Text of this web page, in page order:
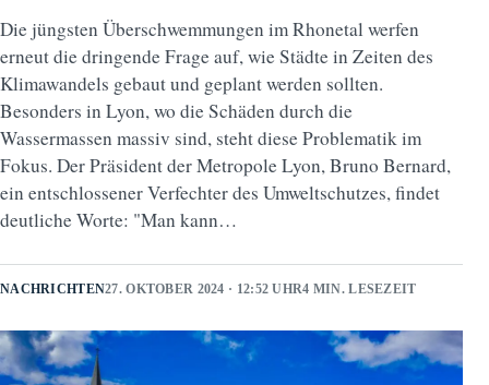
Die jüngsten Überschwemmungen im Rhonetal werfen
erneut die dringende Frage auf, wie Städte in Zeiten des
Klimawandels gebaut und geplant werden sollten.
Besonders in Lyon, wo die Schäden durch die
Wassermassen massiv sind, steht diese Problematik im
Fokus. Der Präsident der Metropole Lyon, Bruno Bernard,
ein entschlossener Verfechter des Umweltschutzes, findet
deutliche Worte: "Man kann…
NACHRICHTEN27. OKTOBER 2024 · 12:52 UHR4 MIN. LESEZEIT